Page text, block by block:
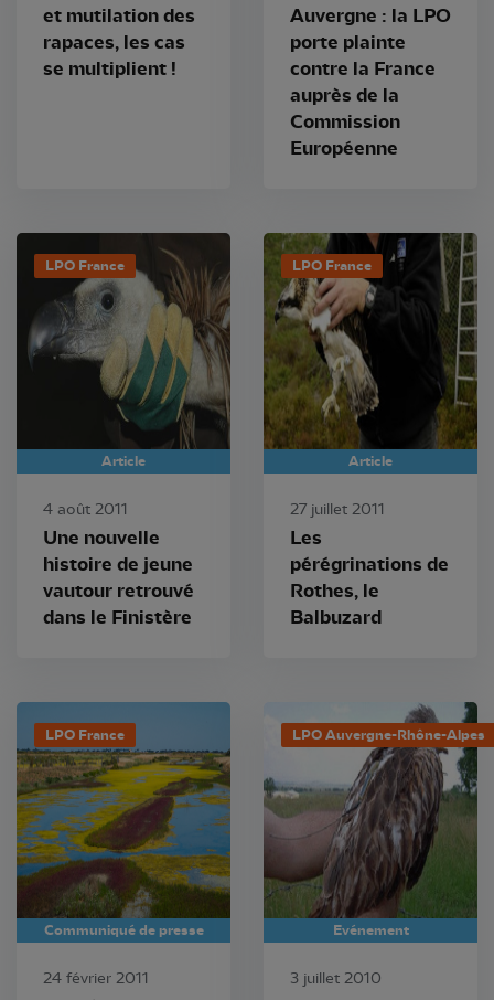
et mutilation des
rapaces, les cas
se multiplient !
Auvergne : la LPO
porte plainte
contre la France
auprès de la
Commission
Européenne
LPO France
Article
4 août 2011
Une nouvelle
histoire de jeune
vautour retrouvé
dans le Finistère
LPO France
Article
27 juillet 2011
Les
pérégrinations de
Rothes, le
Balbuzard
LPO France
Communiqué de presse
24 février 2011
LPO Auvergne-Rhône-Alpes
Evénement
3 juillet 2010